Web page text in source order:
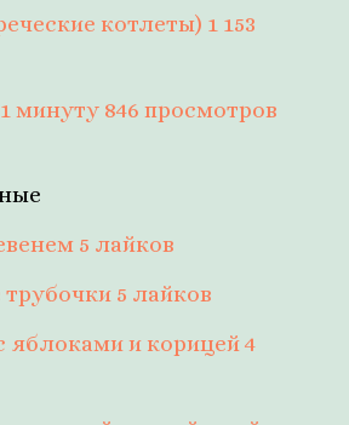
котлеты) 1 153
минуту 846 просмотров
5 лайков
5 лайков
яблоками и корицей4